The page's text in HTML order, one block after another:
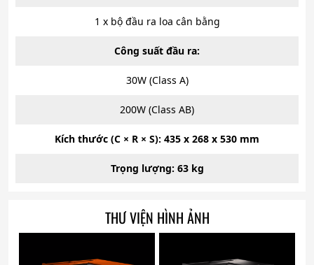
1 x bộ đầu ra loa cân bằng
Công suất đầu ra:
30W (Class A)
200W (Class AB)
Kích thước (C × R × S): 435 x 268 x 530 mm
Trọng lượng: 63 kg
THƯ VIỆN HÌNH ẢNH